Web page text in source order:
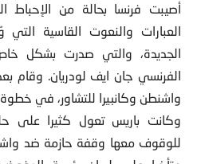
أصيبت فرنسا بحالة من الإحباط
العبارات والنعوت القاسية
الجديدة، والتي صدرت بشكل
الفرنسي جان ايف لودريان. وقام
واشنطن وكانبيرا للتشاور، في
وكانت باريس تعول كثيرا على
للوقوف معها وقفة حازمة ضد